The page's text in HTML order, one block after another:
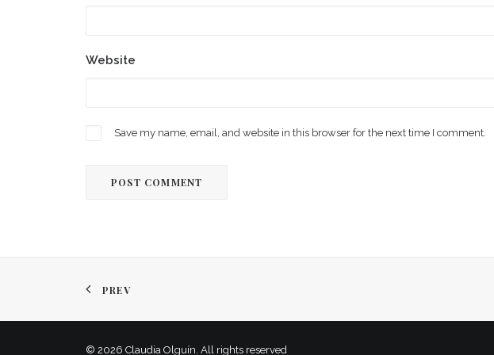
Website
Save my name, email, and website in this browser for the next time I comment.
PREV
© 2026 Claudia Olguín. All rights reserved